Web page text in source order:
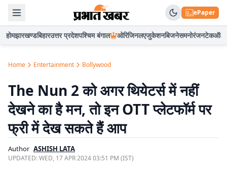
ePaper
होमझारखण्डबिहारउत्तर प्रदेशपश्चिम बंगाल ओरिजिनलएजुकेशनबिजनेसमनोरंजनटेकऑटो
Home Entertainment Bollywood
The Nun 2 को अगर थियेटर्स में नहीं
देखने का है मन, तो इन OTT प्लेटफॉर्म पर
फ्री में देख सकते हैं आप
Author ASHISH LATA
UPDATED:WED, 17 APR 2024 03:51 PM (IST)